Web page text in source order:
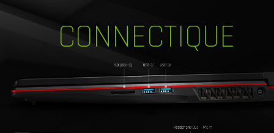
CONNECTIQUE